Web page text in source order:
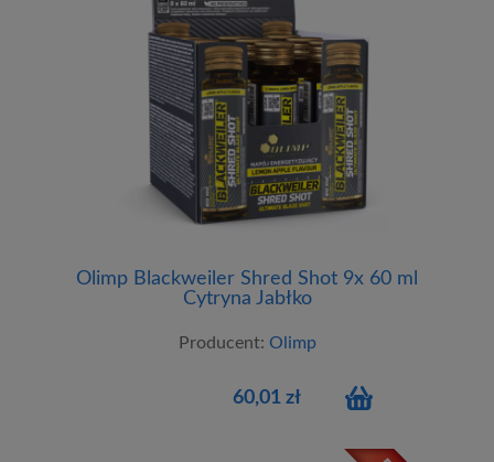
Olimp Blackweiler Shred Shot 9x 60 ml
Cytryna Jabłko
Producent: Olimp
60,01 zł